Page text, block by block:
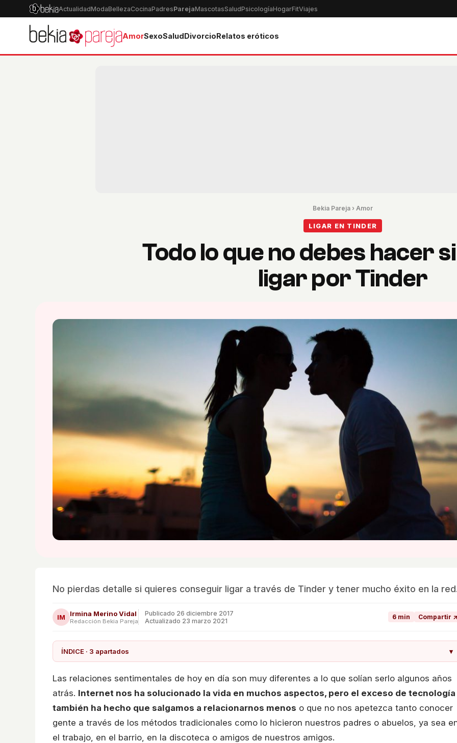
ActualidadModaBellezaCocinaPadresParejaMascotasSaludPsicologíaHogarFitViajes
AmorSexoSaludDivorcioRelatos eróticos
Bekia Pareja › Amor
LIGAR EN TINDER
Todo lo que no debes hacer
ligar por Tinder
No pierdas detalle si quieres conseguir ligar a través de Tinder y tener mucho éxito en la
IM Irmina Merino Vidal
Redacción Bekia Pareja
Publicado 26 diciembre 2017
Actualizado 23 marzo 2021
6 min Compartir ↗
ÍNDICE · 3 apartados ▾
Las relaciones sentimentales de hoy en día son muy diferentes a lo que solían serlo algunos años
atrás. Internet nos ha solucionado la vida en muchos aspectos, pero el exceso de tecnología
también ha hecho que salgamos a relacionarnos menos o que no nos apetezca tanto conocer
gente a través de los métodos tradicionales como lo hicieron nuestros padres o abuelos, ya sea
el trabajo, en el barrio, en la discoteca o amigos de nuestros amigos.